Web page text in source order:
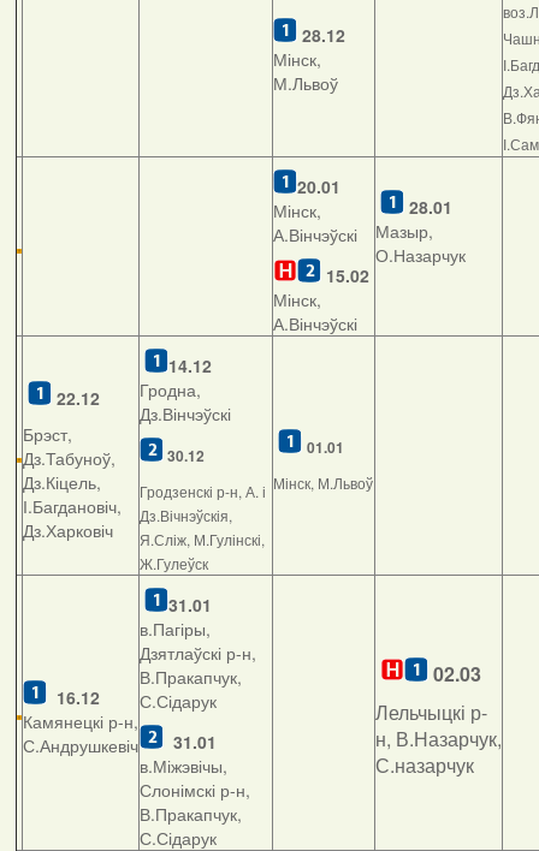
28.12
Мінск,
М.Львоў
20.01
Мінск,
А.Вінчэўскі
15.02
Мінск,
А.Вінчэўскі
28.01
Мазыр,
О.Назарчук
22.12
Брэст,
Дз.Табуноў,
Дз.Кіцель,
І.Багдановіч,
Дз.Харковіч
14.12
Гродна,
Дз.Вінчэўскі
30.12
Гродзенскі р-н, А. і
Дз.Вічнэўскія,
Я.Сліж, М.Гулінскі,
Ж.Гулеўск
01.01
Мінск, М.Львоў
16.12
Камянецкі р-н,
С.Андрушкевіч
31.01
в.Пагіры,
Дзятлаўскі р-н,
В.Пракапчук,
С.Сідарук
31.01
в.Міжэвічы,
Слонімскі р-н,
В.Пракапчук,
С.Сідарук
02.03
Лельчыцкі р-
н, В.Назарчук,
С.назарчук